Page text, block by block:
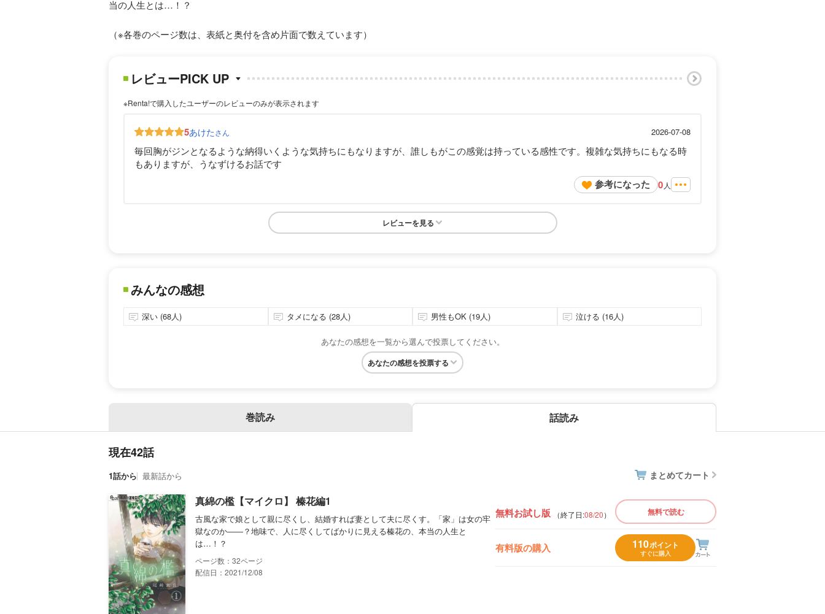
当の人生とは…！？
（※各巻のページ数は、表紙と奥付を含め片面で数えています）
レビューPICK UP
※Renta!で購入したユーザーのレビューのみが表示されます
5あけたさん 2026-07-08
毎回胸がジンとなるような納得いくような気持ちにもなりますが、誰しもがこの感覚は持っている感性です。複雑な気持ちにもなる時
もありますが、うなずけるお話です
参考になった 0 人
レビューを見る
みんなの感想
深い (68人) タメになる (28人) 男性もOK (19人) 泣ける (16人)
あなたの感想を一覧から選んで投票してください。
あなたの感想を投票する
巻読み 話読み
現在42話
1話から 最新話から まとめてカート
真綿の檻【マイクロ】 榛花編1
古風な家で娘として親に尽くし、結婚すれば妻として夫に尽くす。「家」は女の牢
獄なのか――？地味で、人に尽くしてばかりに見える榛花の、本当の人生と
は…！？
32
配信日：2021/12/08
無料お試し版 （終了日:08/20） 無料で読む
有料版の購入 110ポイント
すぐに購入